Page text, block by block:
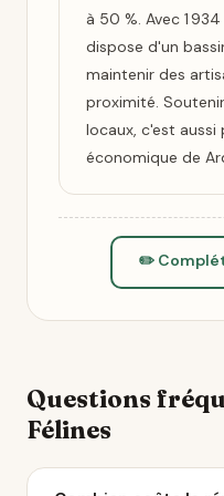
à 50 %. Avec 1
dispose d'un
maintenir des
proximité.
locaux, c'est
économique de
✏️
Questions
Félines